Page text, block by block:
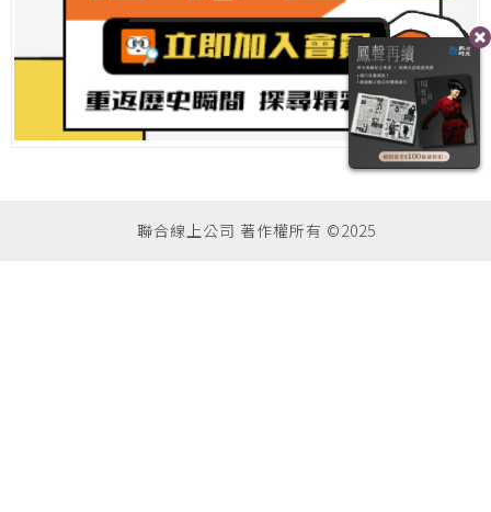
聯合線上公司 著作權所有 ©2025